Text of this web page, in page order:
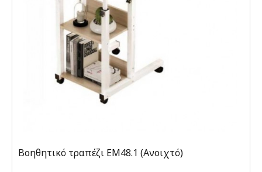
Βοηθητικό τραπέζι EM48.1 (Ανοιχτό)